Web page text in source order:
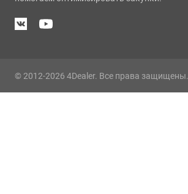
© 2012-2026 4Dealer. Все права защищены.